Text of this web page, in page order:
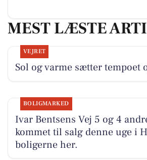
MEST LÆSTE
VEJRET
Sol og varme sætter tempoet
BOLIGMARKED
Ivar Bentsens Vej 5 og 4
kommet til salg denne uge i
boligerne her.